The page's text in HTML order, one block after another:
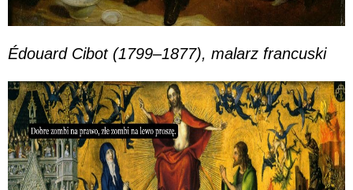
Édouard Cibot (1799–1877), malarz francuski